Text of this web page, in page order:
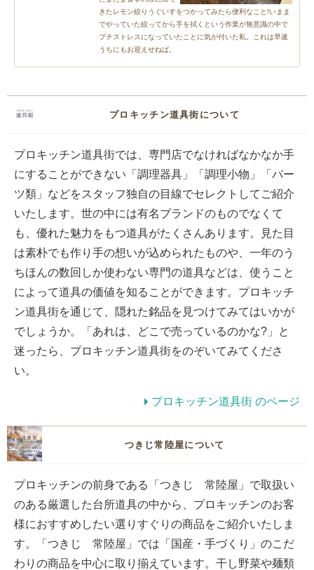
きたレモン絞りうぐいすをつかってみたら便利なこと!いまま
でやっていた絞ってから手を拭くという作業が無意識の中で
プチストレスになっていたことに気が付いた私。これは早速
うちにもお迎えせねば。
プロキッチン道具街について
プロキッチン道具街では、専門店でなければなかなか手
にすることができない「調理器具」「調理小物」「パー
ツ類」などをスタッフ独自の目線でセレクトしてご紹介
いたします。世の中には有名ブランドのものでなくて
も、優れた魅力をもつ道具がたくさんあります。見た目
は素朴でも作り手の想いが込められたものや、一年のう
ちほんの数回しか使わない専門の道具などは、使うこと
によって道具の価値を知ることができます。プロキッチ
ン道具街を通じて、隠れた銘品を見つけてみてはいかが
でしょうか。「あれは、どこで売っているのかな?」と
迷ったら、プロキッチン道具街をのぞいてみてくださ
い。
プロキッチン道具街 のページ
つきじ常陸屋について
プロキッチンの前身である「つきじ 常陸屋」で取扱い
のある厳選した台所道具の中から、プロキッチンのお客
様におすすめしたい選りすぐりの商品をご紹介いたしま
す。「つきじ 常陸屋」では「国産・手づくり」のこだ
わりの商品を中心に取り揃えています。干し野菜や麺類